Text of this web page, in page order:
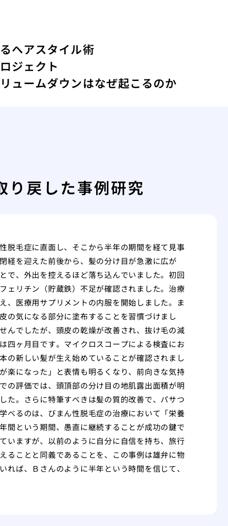
ヘアスタイル術
ジェクト
ュームダウンはなぜ起こるのか
り戻した事例研究
脱毛症に直面し、そこから半年の期間を経て見事
経を迎えた前後から、髪の分け目が急激に広が
で、外出を控えるほど落ち込んでいました。初回
ェリチン（貯蔵鉄）不足が確認されました。治療
、医療用サプリメントの内服を開始しました。ま
の気になる部分に塗布することを習慣づけまし
んでしたが、頭皮の乾燥が改善され、抜け毛の減
四ヶ月目です。マイクロスコープによる検査にお
の新しい髪が生え始めていることが確認されまし
楽になった」と表情も明るくなり、前向きな気持
の評価では、頭頂部の分け目の地肌露出面積が明
た。さらに特筆すべきは髪の質的改善で、パサつ
べるのは、びまん性脱毛症の治療において「栄養
間という期間、愚直に継続することが成功の鍵で
いますが、以前のように自分に自信を持ち、旅行
ることと同義であることを、この事例は雄弁に物
ば、Ｂさんのように半年という時間を信じて、